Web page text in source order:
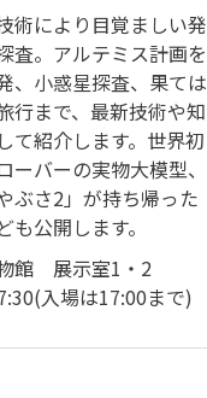
術により目覚ましい発
査。アルテミス計画を
、小惑星探査、果ては
行まで、最新技術や知
て紹介します。世界初
バーの実物大模型、
ぶさ2」が持ち帰った
公開します。
館 展示室1・2
入場は17:00まで)